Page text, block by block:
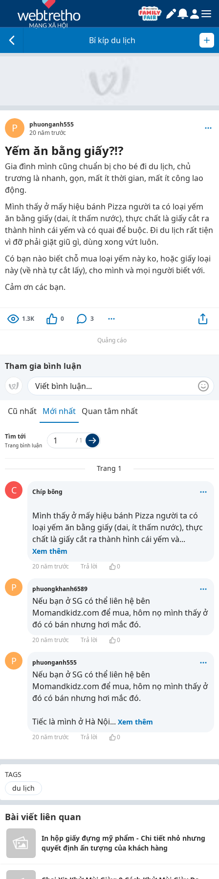
Bí kíp du lịch
P
phuonganh555
20 năm trước
Yếm ăn bằng giấy?!?
Gia đình mình cũng chuẩn bị cho bé đi du lịch, chủ
trương là nhanh, gọn, mất ít thời gian, mất ít công lao
động.
Mình thấy ở mấy hiệu bánh Pizza người ta có loại yếm
ăn bằng giấy (dai, ít thấm nước), thực chất là giấy cắt ra
thành hình cái yếm và có quai để buộc. Đi du lịch rất tiện
vì đỡ phải giặt giũ gì, dùng xong vứt luôn.
Có bạn nào biết chỗ mua loại yếm này ko, hoặc giấy loại
này (về nhà tự cắt lấy), cho mình và mọi người biết với.
Cảm ơn các bạn.
1.3K 0 3
Quảng cáo
Tham gia bình luận
Cũ nhất Mới nhất Quan tâm nhất
Tìm tới
Trang bình luận
/ 1
Trang 1
C Chíp bông
Mình thấy ở mấy hiệu bánh Pizza người ta có
loại yếm ăn bằng giấy (dai, ít thấm nước), thực
chất là giấy cắt ra thành hình cái yếm và...
Xem thêm
20 năm trước Trả lời 0
P phuongkhanh6589
Nếu bạn ở SG có thể liên hệ bên
Momandkidz.com để mua, hôm nọ mình thấy ở
đó có bán nhưng hơi mắc đó.
20 năm trước Trả lời 0
P phuonganh555
Nếu bạn ở SG có thể liên hệ bên
Momandkidz.com để mua, hôm nọ mình thấy ở
đó có bán nhưng hơi mắc đó.
Tiếc là mình ở Hà Nội... Xem thêm
20 năm trước Trả lời 0
TAGS
du lịch
Bài viết liên quan
In hộp giấy đựng mỹ phẩm - Chi tiết nhỏ nhưng
quyết định ấn tượng của khách hàng